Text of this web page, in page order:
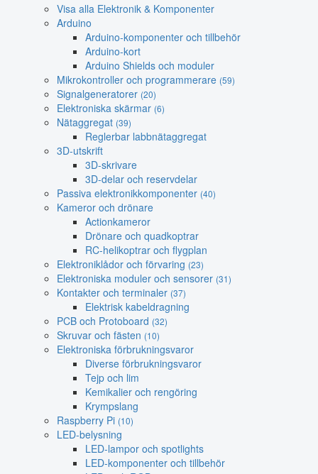
Visa alla Elektronik & Komponenter
Arduino
Arduino-komponenter och tillbehör
Arduino-kort
Arduino Shields och moduler
Mikrokontroller och programmerare (59)
Signalgeneratorer (20)
Elektroniska skärmar (6)
Nätaggregat (39)
Reglerbar labbnätaggregat
3D-utskrift
3D-skrivare
3D-delar och reservdelar
Passiva elektronikkomponenter (40)
Kameror och drönare
Actionkameror
Drönare och quadkoptrar
RC-helikoptrar och flygplan
Elektroniklådor och förvaring (23)
Elektroniska moduler och sensorer (31)
Kontakter och terminaler (37)
Elektrisk kabeldragning
PCB och Protoboard (32)
Skruvar och fästen (10)
Elektroniska förbrukningsvaror
Diverse förbrukningsvaror
Tejp och lim
Kemikalier och rengöring
Krympslang
Raspberry Pi (10)
LED-belysning
LED-lampor och spotlights
LED-komponenter och tillbehör